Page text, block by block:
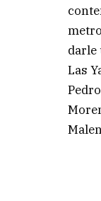
darle
Las